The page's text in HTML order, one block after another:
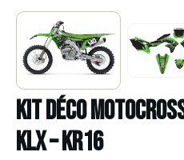
Kit déco Motocross
KLX – KR16